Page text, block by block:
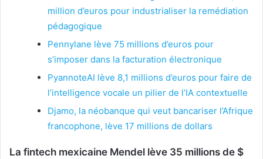
million d’euros pour industrialiser la remédiation
pédagogique
Pennylane lève 75 millions d’euros pour
s’imposer dans la facturation électronique
PyannoteAI lève 8,1 millions d’euros pour faire de
l’intelligence vocale un pilier de l’IA contextuelle
Djamo, la néobanque qui veut bancariser l’Afrique
francophone, lève 17 millions de dollars
La fintech mexicaine Mendel lève 35 millions de $